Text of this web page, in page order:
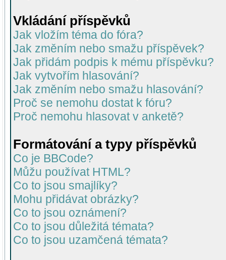
Vkládání příspěvků
Jak vložím téma do fóra?
Jak změním nebo smažu příspěvek?
Jak přidám podpis k mému příspěvku?
Jak vytvořím hlasování?
Jak změním nebo smažu hlasování?
Proč se nemohu dostat k fóru?
Proč nemohu hlasovat v anketě?
Formátování a typy příspěvků
Co je BBCode?
Můžu používat HTML?
Co to jsou smajlíky?
Mohu přidávat obrázky?
Co to jsou oznámení?
Co to jsou důležitá témata?
Co to jsou uzamčená témata?